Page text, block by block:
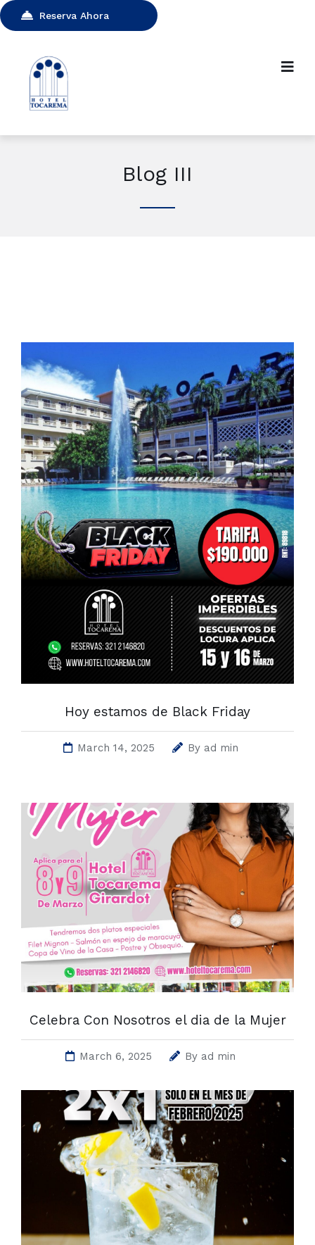
Reserva Ahora
Blog III
Hoy estamos de Black Friday
March 14, 2025 By ad min
Celebra Con Nosotros el dia de la Mujer
March 6, 2025 By ad min